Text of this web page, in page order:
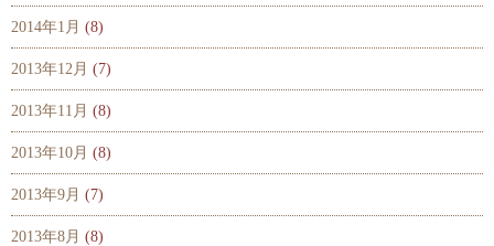
2014年1月 (8)
2013年12月 (7)
2013年11月 (8)
2013年10月 (8)
2013年9月 (7)
2013年8月 (8)